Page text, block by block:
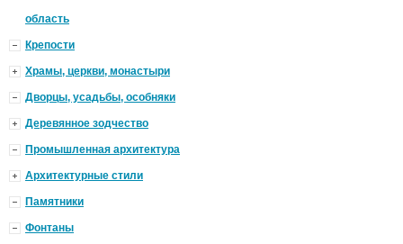
область
Крепости
Храмы, церкви, монастыри
Дворцы, усадьбы, особняки
Деревянное зодчество
Промышленная архитектура
Архитектурные стили
Памятники
Фонтаны